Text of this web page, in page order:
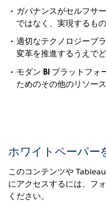
ガバナンスがセルフサ
ではなく、実現するも
適切なテクノロジープ
変革を推進するうえで
モダン BI プラットフォ
ためのその他のリソース
ホワイトペーパー
このコンテンツや
にアクセスするには、フ
ください。